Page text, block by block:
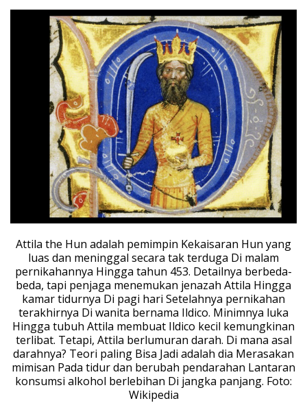
Attila the Hun adalah pemimpin Kekaisaran Hun yang
luas dan meninggal secara tak terduga Di malam
pernikahannya Hingga tahun 453. Detailnya berbeda-
beda, tapi penjaga menemukan jenazah Attila Hingga
kamar tidurnya Di pagi hari Setelahnya pernikahan
terakhirnya Di wanita bernama Ildico. Minimnya luka
Hingga tubuh Attila membuat Ildico kecil kemungkinan
terlibat. Tetapi, Attila berlumuran darah. Di mana asal
darahnya? Teori paling Bisa Jadi adalah dia Merasakan
mimisan Pada tidur dan berubah pendarahan Lantaran
konsumsi alkohol berlebihan Di jangka panjang. Foto:
Wikipedia